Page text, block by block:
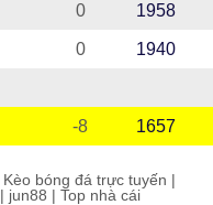
0 1958
0 1940
-8 1657
Kèo bóng đá trực tuyến |
| jun88 | Top nhà cái